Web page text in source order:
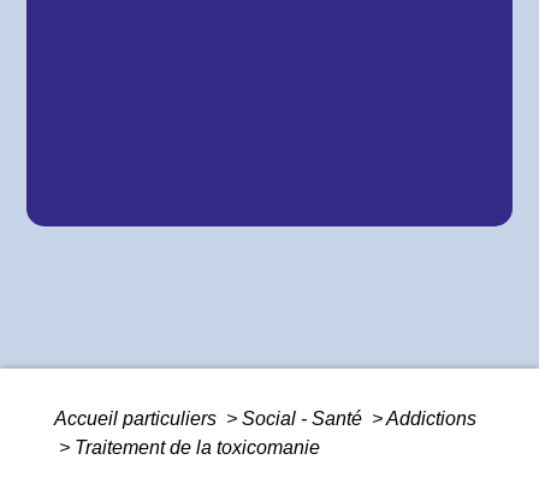
Accueil particuliers > Social - Santé >Addictions
> Traitement de la toxicomanie